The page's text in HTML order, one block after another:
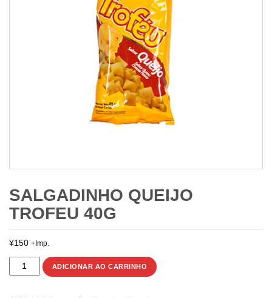
SALGADINHO QUEIJO
TROFEU 40G
¥150 +Imp.
SALGADINHO
QUEIJO
ADICIONAR AO CARRINHO